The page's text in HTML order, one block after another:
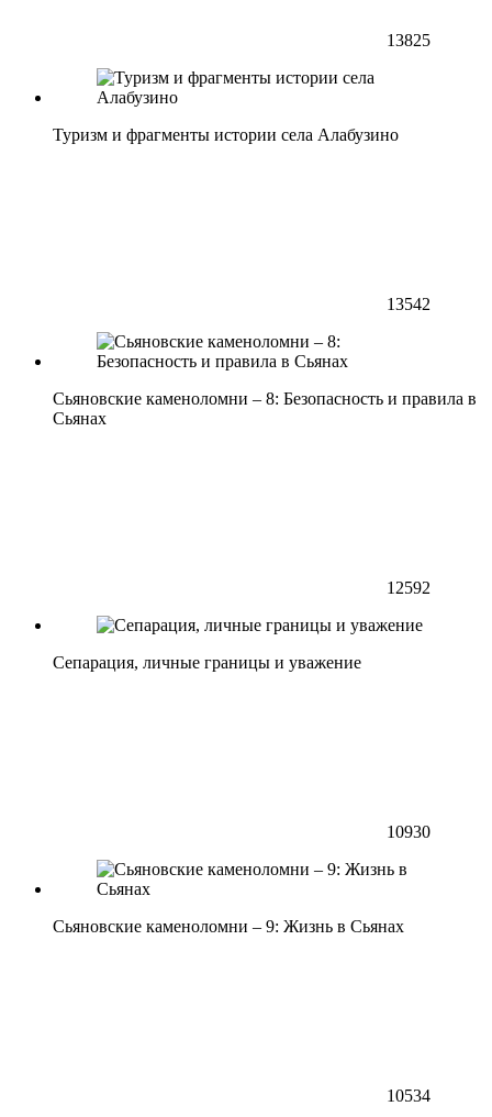
13825
Туризм и фрагменты истории села Алабузино
13542
Сьяновские каменоломни – 8: Безопасность и правила в
Сьянах
12592
Сепарация, личные границы и уважение
10930
Сьяновские каменоломни – 9: Жизнь в Сьянах
10534